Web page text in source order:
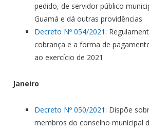
pedido, de servidor público
Guamá e dá outras providências
Decreto Nº 054/2021 :
cobrança e a forma de
ao exercício de 2021
Janeiro
Decreto Nº 050/2021 : Dispõe
membros do conselho municipal